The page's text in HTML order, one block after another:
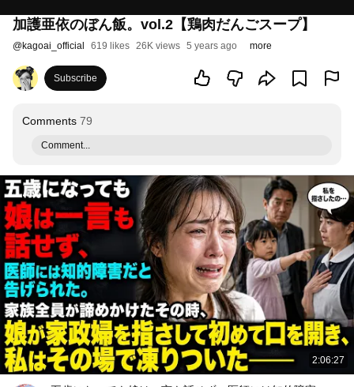
加護亜依のぼん飯。vol.2【鶏肉だんごスープ】
@kagoai_official 619 likes 26K views 5 years ago more
Subscribe
Comments 79
Comment...
2:06:27